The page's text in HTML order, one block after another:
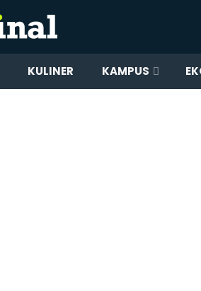
KULINER KAMPUS